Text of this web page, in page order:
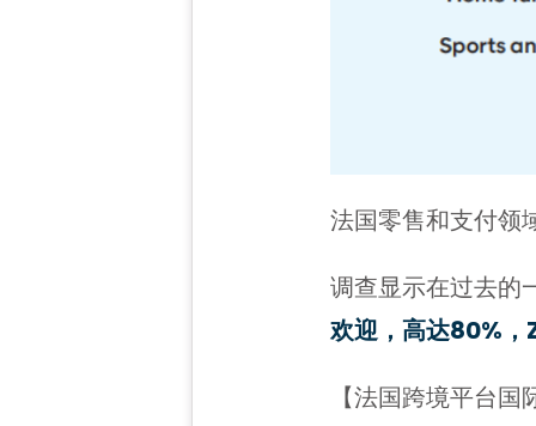
法国零售和支付领
调查显示在过去的
欢迎，高达80%
【法国跨境平台